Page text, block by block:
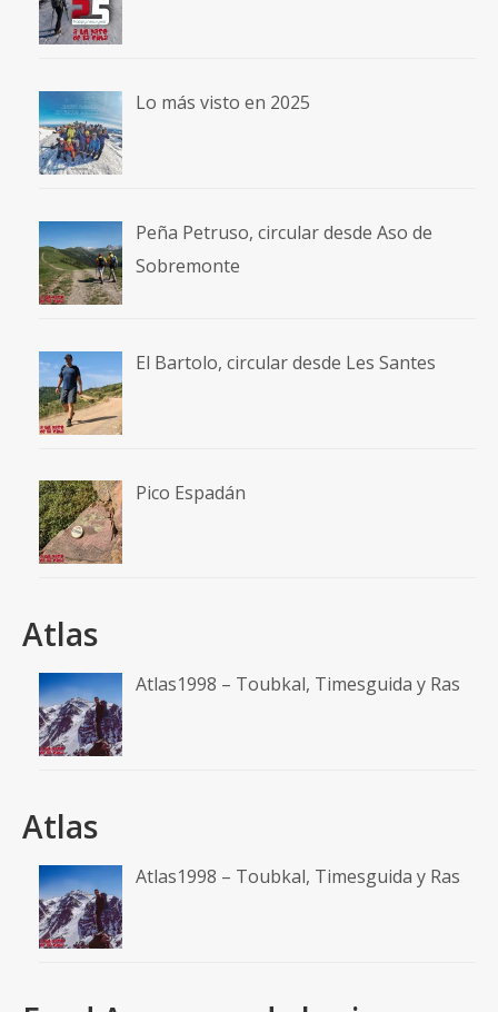
Lo más visto en 2025
Peña Petruso, circular desde Aso de
Sobremonte
El Bartolo, circular desde Les Santes
Pico Espadán
Atlas
Atlas1998 – Toubkal, Timesguida y Ras
Atlas
Atlas1998 – Toubkal, Timesguida y Ras